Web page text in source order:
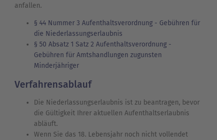
anfallen.
§ 44 Nummer 3 Aufenthaltsverordnung - Gebühren für
die Niederlassungserlaubnis
§ 50 Absatz 1 Satz 2 Aufenthaltsverordnung -
Gebühren für Amtshandlungen zugunsten
Minderjähriger
Verfahrensablauf
Die Niederlassungserlaubnis ist zu beantragen, bevor
die Gültigkeit Ihrer aktuellen Aufenthaltserlaubnis
abläuft.
Wenn Sie das 18. Lebensjahr noch nicht vollendet